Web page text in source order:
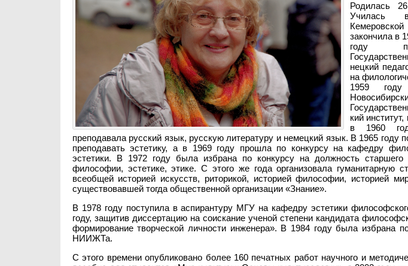
Родилась
Училась в
закончила в
году
нецкий
на
1959
кий
в 1960
преподавала русский язык, русскую литературу и немецкий язык. В 1965 году
преподавать эстетику, а в 1969 году прошла по конкурсу на кафедру
эстетики. В 1972 году была избрана по конкурсу на должность
философии, эстетике, этике. С этого же года организовала гуманитарную
всеобщей историей искусств, риторикой, истори­ей философии, историей
существовавшей тогда общественной организации «Знание».
В 1978 году поступила в аспирантуру МГУ на кафедру эстетики
году, защи­тив диссертацию на соискание ученой степени кандидата
формирование творческой личности инженера». В 1984 году была избрана
НИИЖТа.
С этого времени опубликовано более 160 печатных работ научного и